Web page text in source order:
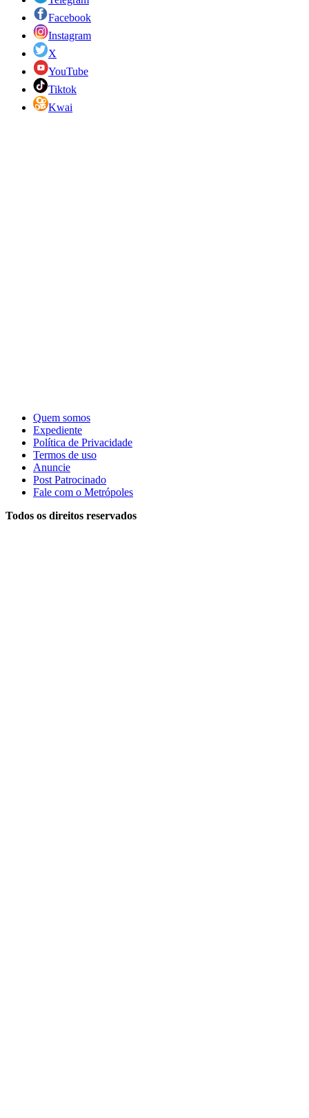
Facebook
Instagram
X
YouTube
Tiktok
Kwai
Quem somos
Expediente
Política de Privacidade
Termos de uso
Anuncie
Post Patrocinado
Fale com o Metrópoles
Todos os direitos reservados